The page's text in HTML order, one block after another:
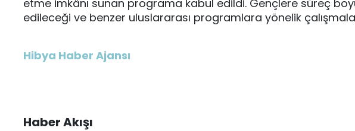
etme imkânı sunan programa kabul edildi. Gençlere süreç
edileceği ve benzer uluslararası programlara yönelik
Hibya Haber Ajansı
Haber Akışı